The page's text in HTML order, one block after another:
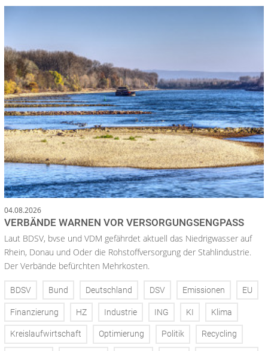
04.08.2026
VERBÄNDE WARNEN VOR VERSORGUNGSENGPASS
Laut BDSV, bvse und VDM gefährdet aktuell das Niedrigwasser auf
Rhein, Donau und Oder die Rohstoffversorgung der Stahlindustrie.
Der Verbände befürchten Mehrkosten.
BDSV Bund Deutschland DSV Emissionen EU
Finanzierung HZ Industrie ING KI Klima
Kreislaufwirtschaft Optimierung Politik Recycling